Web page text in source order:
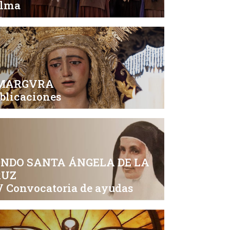
SANTA ÁNGELA DE LA
Convocatoria de ayudas